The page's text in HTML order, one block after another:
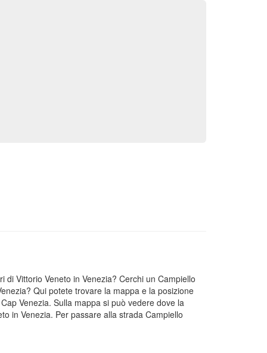
Vittorio Veneto in Venezia? Cerchi un Campiello
Qui potete trovare la mappa e la posizione
Venezia. Sulla mappa si può vedere dove la
in Venezia. Per passare alla strada Campiello